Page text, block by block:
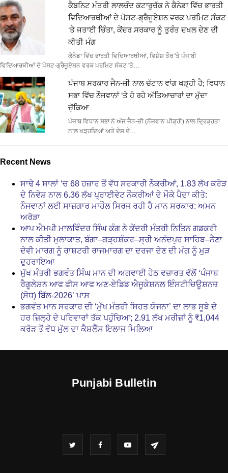
ਕੈਬਨਿਟ ਮੰਤਰੀ ਲਾਲਚੰਦ ਕਟਾਰੂਚੱਕ ਨੇ ਕੈਨੇਡਾ ਵਿੱਚ ਭਾਰਤੀ
ਵਿਦਿਆਰਥੀਆਂ ਦੇ ਪੋਸਟ-ਗ੍ਰੈਜੂਏਸ਼ਨ ਵਰਕ ਪਰਮਿਟ ਸੰਕਟ
‘ਤੇ ਜਤਾਈ ਚਿੰਤਾ, ਕੇਂਦਰ ਸਰਕਾਰ ਨੂੰ ਤੁਰੰਤ ਦਖਲ ਦੇਣ ਦੀ
ਕੀਤੀ ਮੰਗ
ਕੈਨੇਡਾ ਵਿੱਚ ਭਾਰਤੀ ਵਿਦਿਆਰਥੀਆਂ, ਵਿਸ਼ੇਸ਼ ਤੌਰ 'ਤੇ ਪੰਜਾਬੀ
ਵਿਦਿਆਰਥੀਆਂ ਦੇ ਪੋਸਟ-ਗ੍ਰੈਜੂਏਸ਼ਨ ਵਰਕ ਪਰਮਿਟ ਸੰਕਟ 'ਤੇ…
ਪੰਜਾਬ ਸਰਕਾਰ ਜੈਨ-ਜ਼ੀ ਨਾਲ ਚੱਟਾਨ ਵਾਂਗ ਖੜ੍ਹੀ ਹੈ; ਵਿਧਾਨ
ਸਭਾ ਵਿੱਚ ਨੌਜਵਾਨਾਂ ‘ਤੇ ਹੋ ਰਹੇ ਅੱਤਿਆਚਾਰਾਂ ਦਾ ਮੁੱਦਾ
ਚੁੱਕਿਆ
ਪੰਜਾਬ ਵਿਧਾਨ ਸਭਾ ਨੇ ਅੱਜ ਜੈਨ-ਜ਼ੀ (ਨੌਜਵਾਨ ਪੀੜ੍ਹੀ) ਨਾਲ ਦ੍ਰਿੜ੍ਹਤਾ
ਨਾਲ ਖੜ੍ਹਦਿਆਂ ਅਤੇ ਦੇਸ਼ ਦੇ…
Recent News
ਸਾਢੇ 4 ਸਾਲਾਂ ‘ਚ 68 ਹਜ਼ਾਰ ਤੋਂ ਵੱਧ ਸਰਕਾਰੀ ਨੌਕਰੀਆਂ, 1.83 ਲੱਖ ਕਰੋੜ
ਦੇ ਨਿਵੇਸ਼ ਨਾਲ 6.36 ਲੱਖ ਪ੍ਰਾਈਵੇਟ ਨੌਕਰੀਆਂ ਦੇ ਮੌਕੇ ਪੈਦਾ ਕੀਤੇ:
ਨੌਜਵਾਨਾਂ ਲਈ ਸਾਜ਼ਗਾਰ ਮਾਹੌਲ ਸਿਰਜ ਰਹੀ ਹੈ ਮਾਨ ਸਰਕਾਰ: ਅਮਨ
ਅਰੋੜਾ
ਆਪ ਐਮਪੀ ਮਾਲਵਿੰਦਰ ਸਿੰਘ ਕੰਗ ਨੇ ਕੇਂਦਰੀ ਮੰਤਰੀ ਨਿਤਿਨ ਗਡਕਰੀ
ਨਾਲ ਕੀਤੀ ਮੁਲਾਕਾਤ, ਬੰਗਾ–ਗੜ੍ਹਸ਼ੰਕਰ–ਸ੍ਰੀ ਅਨੰਦਪੁਰ ਸਾਹਿਬ–ਨੈਣਾ
ਦੇਵੀ ਮਾਰਗ ਨੂੰ ਰਾਸ਼ਟਰੀ ਰਾਜਮਾਰਗ ਦਾ ਦਰਜਾ ਦੇਣ ਦੀ ਮੰਗ ਨੂੰ ਮੁੜ
ਦੁਹਰਾਇਆ
ਮੁੱਖ ਮੰਤਰੀ ਭਗਵੰਤ ਸਿੰਘ ਮਾਨ ਦੀ ਅਗਵਾਈ ਹੇਠ ਵਜ਼ਾਰਤ ਵੱਲੋਂ ‘ਪੰਜਾਬ
ਰੈਗੂਲੇਸ਼ਨ ਆਫ ਫੀਸ ਆਫ ਅਣ-ਏਡਿਡ ਐਜੂਕੇਸ਼ਨਲ ਇੰਸਟੀਚਿਊਸ਼ਨਜ਼
(ਸੋਧ) ਬਿੱਲ-2026’ ਪਾਸ
ਭਗਵੰਤ ਮਾਨ ਸਰਕਾਰ ਦੀ ‘ਮੁੱਖ ਮੰਤਰੀ ਸਿਹਤ ਯੋਜਨਾ’ ਦਾ ਲਾਭ ਸੂਬੇ ਦੇ
ਹਰ ਜ਼ਿਲ੍ਹੇ ਦੇ ਪਰਿਵਾਰਾਂ ਤੱਕ ਪਹੁੰਚਿਆ; 2.91 ਲੱਖ ਮਰੀਜ਼ਾਂ ਨੂੰ ₹1,044
ਕਰੋੜ ਤੋਂ ਵੱਧ ਮੁੱਲ ਦਾ ਕੈਸ਼ਲੈੱਸ ਇਲਾਜ ਮਿਲਿਆ
Punjabi Bulletin